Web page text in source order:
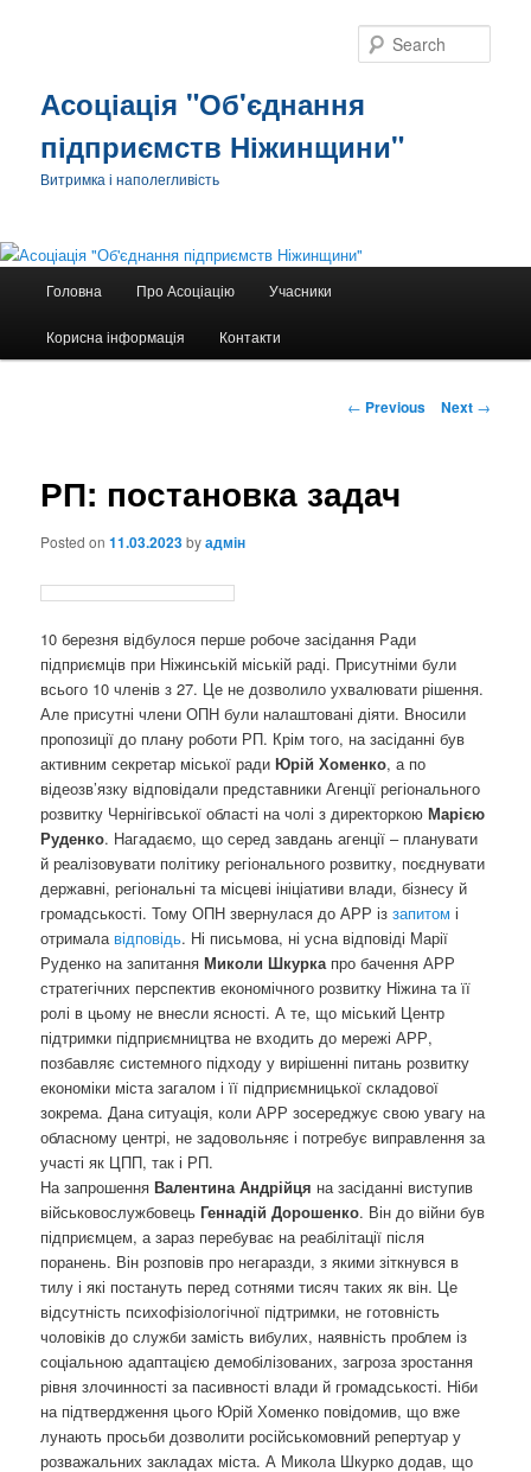
Асоціація "Об'єднання
підприємств Ніжинщини"
Витримка і наполегливість
Skip
to
Головна Про Асоціацію Учасники
Корисна інформація Контакти
Post
← Previous Next →
РП: постановка задач
Posted on11.03.2023byадмін
10 березня відбулося перше робоче засідання Ради
підприємців при Ніжинській міській раді. Присутніми були
всього 10 членів з 27. Це не дозволило ухвалювати рішення.
Але присутні члени ОПН були налаштовані діяти. Вносили
пропозиції до плану роботи РП. Крім того, на засіданні був
активним секретар міської радиЮрій Хоменко, а по
відеозв’язку відповідали представники Агенції регіонального
розвитку Чернігівської області на чолі з директоркоюМарією
Руденко. Нагадаємо, що серед завдань агенції – планувати
й реалізовувати політику регіонального розвитку, поєднувати
державні, регіональні та місцеві ініціативи влади, бізнесу й
громадськості. Тому ОПН звернулася до АРР іззапитом і
отримала відповідь. Ні письмова, ні усна відповіді Марії
Руденко на запитанняМиколи Шкуркапро бачення АРР
стратегічних перспектив економічного розвитку Ніжина та її
ролі в цьому не внесли ясності. А те, що міський Центр
підтримки підприємництва не входить до мережі АРР,
позбавляє системного підходу у вирішенні питань розвитку
економіки міста загалом і її підприємницької складової
зокрема. Дана ситуація, коли АРР зосереджує свою увагу на
обласному центрі, не задовольняє і потребує виправлення за
участі як ЦПП, так і РП.
На запрошенняВалентина Андрійця на засіданні виступив
військовослужбовецьГеннадій Дорошенко. Він до війни був
підприємцем, а зараз перебуває на реабілітації після
поранень. Він розповів про негаразди, з якими зіткнувся в
тилу і які постануть перед сотнями тисяч таких як він. Це
відсутність психофізіологічної підтримки, не готовність
чоловіків до служби замість вибулих, наявність проблем із
соціальною адаптацією демобілізованих, загроза зростання
рівня злочинності за пасивності влади й громадськості. Ніби
на підтвердження цього Юрій Хоменко повідомив, що вже
лунають просьби дозволити російськомовний репертуар у
розважальних закладах міста. А Микола Шкурко додав, що